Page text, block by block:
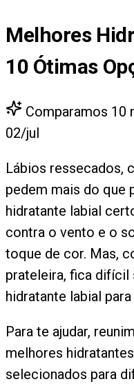
Melhores
10 Ótimas
Comparamos 10
02/jul
Lábios ressecados,
pedem mais do que
hidratante labial
contra o vento e o
toque de cor. Mas,
prateleira, fica difícil
hidratante labial
Para te ajudar,
melhores
selecionados para